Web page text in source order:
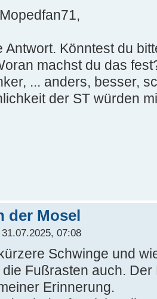
Antwort. Könntest du
machst du das
... anders, besser,
der ST würden
der Mosel
07:08
Schwinge und
Fußrasten auch.
Erinnerung.